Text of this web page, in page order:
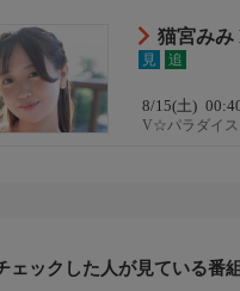
猫宮みみ
見 追
8/15(土)
V☆パラダイス
ェックした人が見ている番組